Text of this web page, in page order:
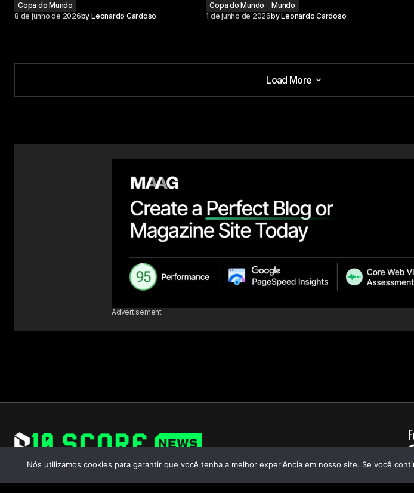
Copa do Mundo
8 de junho de 2026by Leonardo Cardoso
Copa do Mundo
Mundo
1 de junho de 2026byLeonardo Cardoso
Load More
Load More
Advertisement
Nós utilizamos cookies para garantir que você tenha a melhor experiência em nosso site. Se você